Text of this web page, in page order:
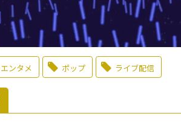
エンタメ ポップ ライブ配信